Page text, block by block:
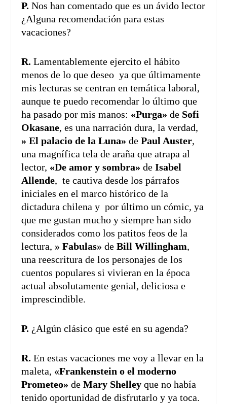
P.Nos han comentado que es un ávido lector
¿Alguna recomendación para estas
vacaciones?
R.Lamentablemente ejercito el hábito
menos de lo que deseo ya que últimamente
mis lecturas se centran en temática laboral,
aunque te puedo recomendar lo último que
ha pasado por mis manos: «Purga» de Sofi
Okasane, es una narración dura, la verdad,
» El palacio de la Luna» dePaul Auster,
una magnífica tela de araña que atrapa al
lector, «De amor y sombra» deIsabel
Allende, te cautiva desde los párrafos
iniciales en el marco histórico de la
dictadura chilena y por último un cómic, ya
que me gustan mucho y siempre han sido
considerados como los patitos feos de la
lectura, » Fabulas»deBill Willingham,
una reescritura de los personajes de los
cuentos populares si vivieran en la época
actual absolutamente genial, deliciosa e
imprescindible.
P. ¿Algún clásico que esté en su agenda?
R.En estas vacaciones me voy a llevar en la
maleta, «Frankenstein o el moderno
Prometeo» deMary Shelley que no había
tenido oportunidad de disfrutarlo y ya toca.